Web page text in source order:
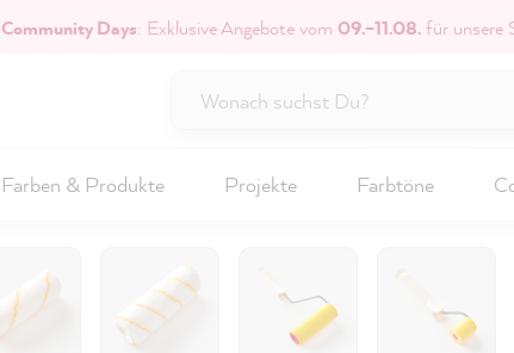
Community Days: Exklusive Angebote vom 09.–11.08.für unsere
Farben & Produkte Projekte Farbtöne